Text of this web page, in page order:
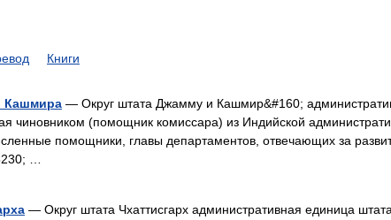
Книги
Кашмира — Округ штата Джамму и Кашмир&#160;
чиновником (помощник комиссара) из Индийской
помощники, главы департаментов, отвечающих за
…
— Округ штата Чхаттисгарх административная единица